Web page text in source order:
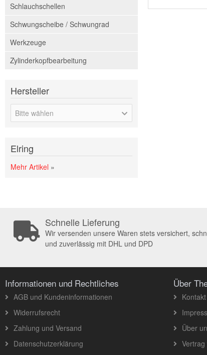
Schlauchschellen
Schwungscheibe / Schwungrad
Werkzeuge
Zylinderkopfbearbeitung
Hersteller
Bitte wählen
Elring
Mehr Artikel »
Schnelle Lieferung
Wir versenden unsere Waren stets versichert,
und zuverlässig mit DHL und DPD
Informationen und Rechtliches
AGB und Kundeninformationen
Widerrufsrecht
Zahlung und Versand
Datenschutzerklärung
Über
Kontakt
Über